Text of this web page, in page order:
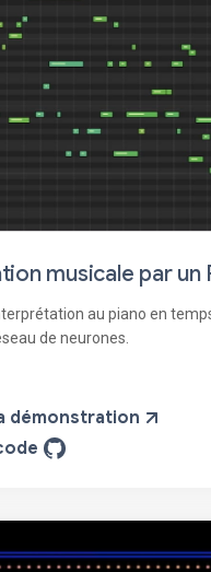
musicale par un
au piano en
de neurones.
démonstration